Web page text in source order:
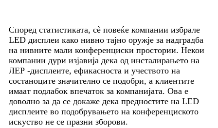
Според статистиката, сè повеќе компании избрале
LED дисплеи како нивно тајно оружје за надградба
на нивните мали конференциски простории. Некои
компании дури изјавија дека од инсталирањето на
ЛЕР -дисплеите, ефикасноста и учеството на
состаноците значително се подобри, а клиентите
имаат подлабок впечаток за компанијата. Ова е
доволно за да се докаже дека предностите на LED
дисплеите во подобрувањето на конференциското
искуство не се празни зборови.